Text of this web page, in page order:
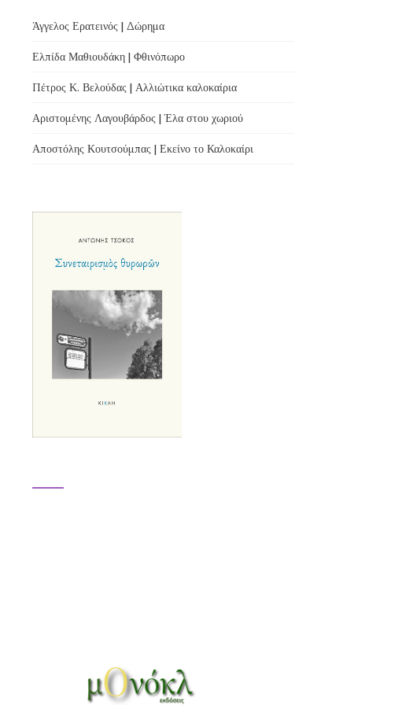
Άγγελος Ερατεινός | Δώρημα
Ελπίδα Μαθιουδάκη | Φθινόπωρο
Πέτρος Κ. Βελούδας | Αλλιώτικα καλοκαίρια
Αριστομένης Λαγουβάρδος | Έλα στου χωριού
Αποστόλης Κουτσούμπας | Εκείνο το Καλοκαίρι